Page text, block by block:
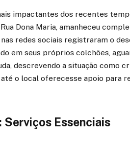
impactantes dos recentes
Dona Maria, amanheceu
redes sociais registraram o
em seus próprios colchões,
descrevendo a situação como
o local oferecesse apoio para
Serviços Essenciais